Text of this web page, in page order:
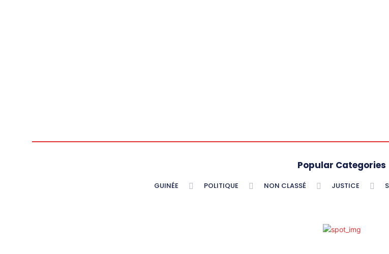
Popular Categories
GUINÉE POLITIQUE NON CLASSÉ JUSTICE